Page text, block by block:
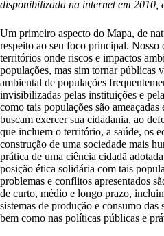
disponibilizada na internet em 2010,
Um primeiro aspecto do Mapa, de
respeito ao seu foco principal. Nosso
territórios onde riscos e impactos
populações, mas sim tornar públicas
ambiental de populações
invisibilizadas pelas instituições e
como tais populações são
buscam exercer sua cidadania, ao
que incluem o território, a saúde, os
construção de uma sociedade mais
prática de uma ciência cidadã
posição ética solidária com tais
problemas e conflitos apresentados
de curto, médio e longo prazo,
sistemas de produção e consumo das
bem como nas políticas públicas e